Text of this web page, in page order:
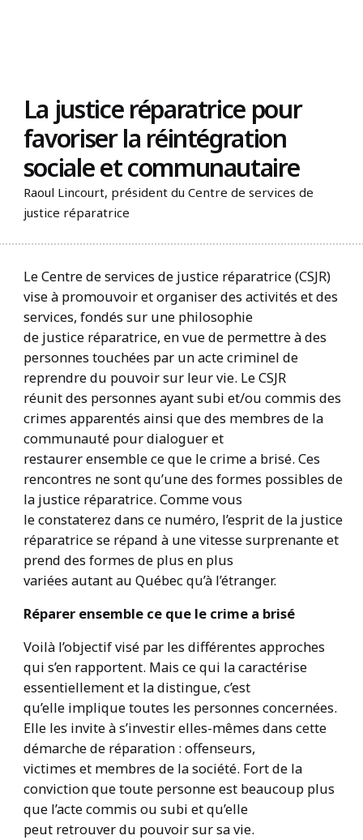
La justice réparatrice pour
favoriser la réintégration
sociale et communautaire
Raoul Lincourt, président du Centre de services de
justice réparatrice
Le Centre de services de justice réparatrice (CSJR)
vise à promouvoir et organiser des activités et des
services, fondés sur une philosophie
de justice réparatrice, en vue de permettre à des
personnes touchées par un acte criminel de
reprendre du pouvoir sur leur vie. Le CSJR
réunit des personnes ayant subi et/ou commis des
crimes apparentés ainsi que des membres de la
communauté pour dialoguer et
restaurer ensemble ce que le crime a brisé. Ces
rencontres ne sont qu’une des formes possibles de
la justice réparatrice. Comme vous
le constaterez dans ce numéro, l’esprit de la justice
réparatrice se répand à une vitesse surprenante et
prend des formes de plus en plus
variées autant au Québec qu’à l’étranger.
Réparer ensemble ce que le crime a brisé
Voilà l’objectif visé par les différentes approches
qui s’en rapportent. Mais ce qui la caractérise
essentiellement et la distingue, c’est
qu’elle implique toutes les personnes concernées.
Elle les invite à s’investir elles-mêmes dans cette
démarche de réparation : offenseurs,
victimes et membres de la société. Fort de la
conviction que toute personne est beaucoup plus
que l’acte commis ou subi et qu’elle
peut retrouver du pouvoir sur sa vie.